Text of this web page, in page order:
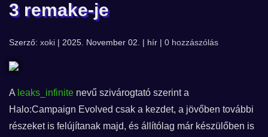
3 remake-je
Szerző: xoki | 2025. November 02. | hír | 0 hozzászólás
A leaks_infinite nevű szivárogtató szerint a
Halo:Campaign Evolved csak a kezdet, a jövőben további
részeket is felújítanak majd, és állítólag már készülőben is